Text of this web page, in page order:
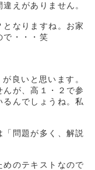
えがありません。
なりますね。お家
で・・・笑
が良いと思います。
が、高１・２で参
んでしょうね。私
問題が多く、解説
のテキストなので